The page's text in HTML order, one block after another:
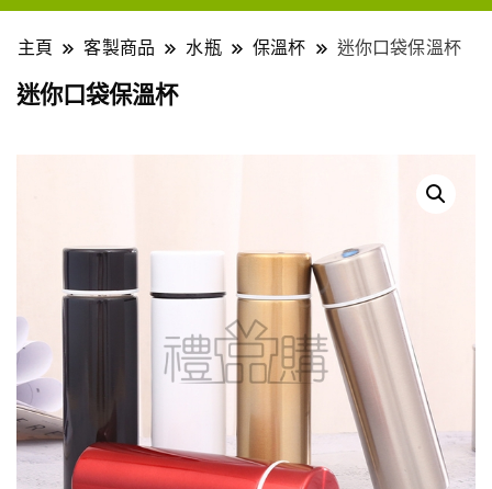
主頁 客製商品 水瓶 保溫杯 迷你口袋保溫杯
迷你口袋保溫杯